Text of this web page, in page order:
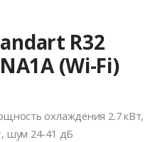
R32
(Wi-Fi)
охлаждения 2.7 кВт,
шум 24-41 дБ